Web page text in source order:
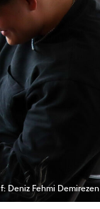
Deniz Fehmi Demirezen